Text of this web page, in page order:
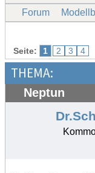
Forum
Seite: 1 2 3 4
THEMA:
Neptun